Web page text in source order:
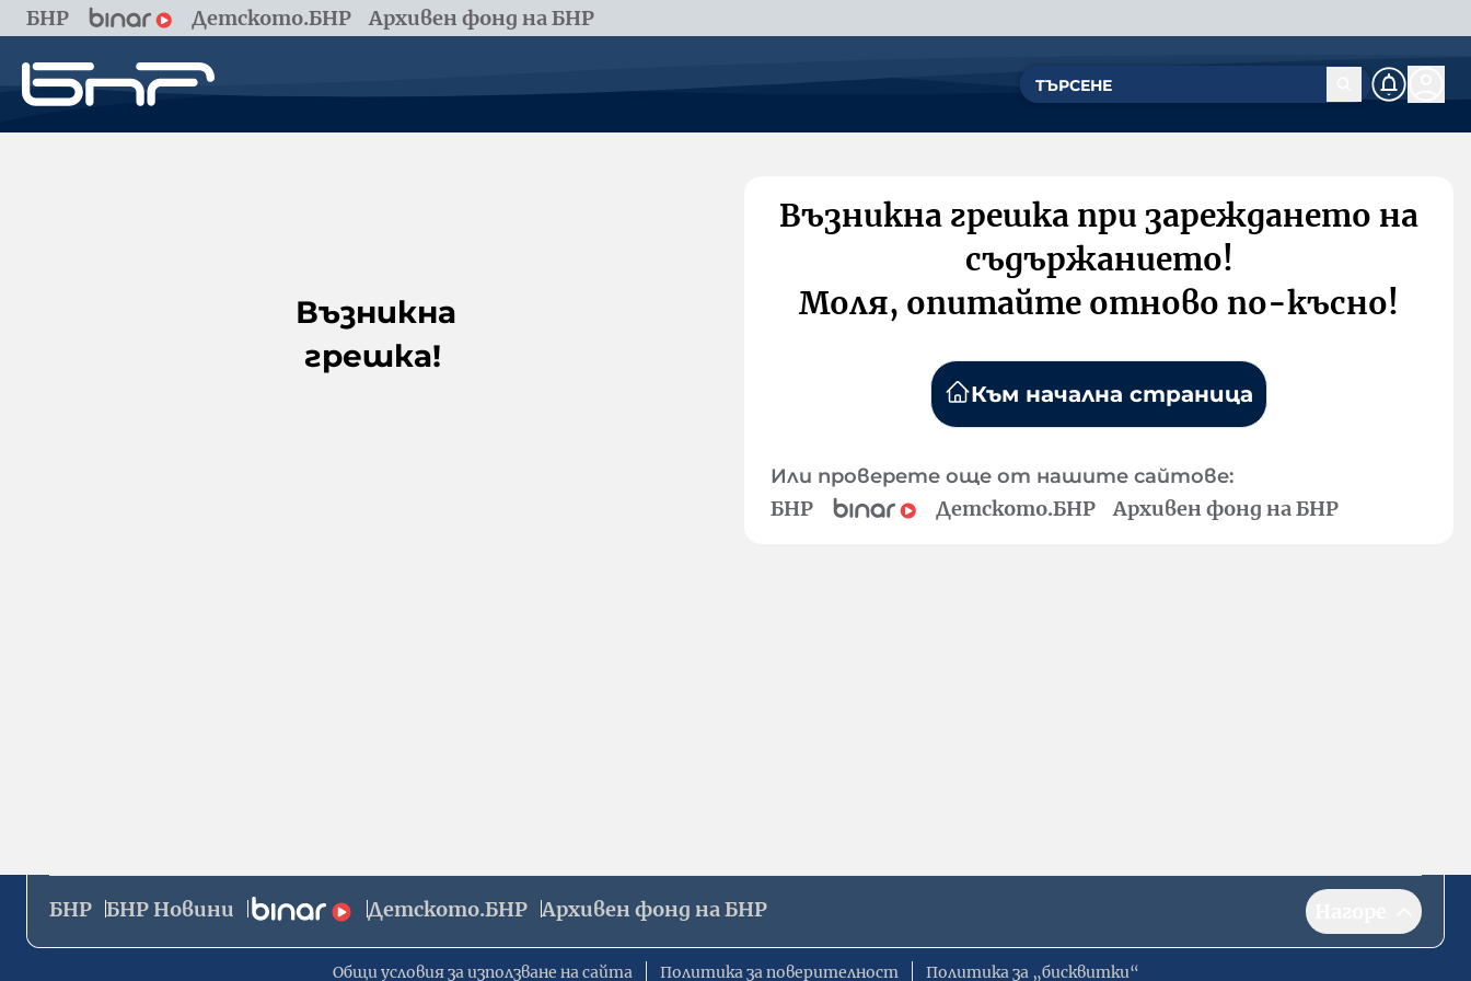
БНР Детското.БНР Архивен фонд на БНР
Възникна
грешка!
Възникна грешка при зареждането на
съдържанието!
Моля, опитайте отново по-късно!
Към начална страница
Или проверете още от нашите сайтове:
БНР Детското.БНР Архивен фонд на БНР
БНР БНР Новини Детското.БНР Архивен фонд на БНР
Общи условия за използване на сайта Политика за поверителност Политика за „бисквитки“